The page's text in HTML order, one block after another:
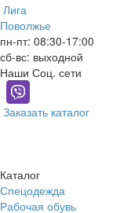
Лига
Поволжье
пн-пт: 08:30-17:00
сб-вс: выходной
Наши Соц. сети
Заказать каталог
Каталог
Спецодежда
Рабочая обувь